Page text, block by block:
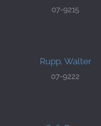
07-9215
Rupp, Walter
07-9222